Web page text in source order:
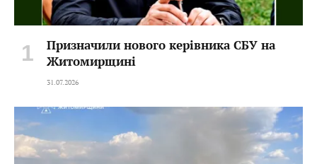
Призначили нового керівника СБУ на
Житомирщині
31.07.2026